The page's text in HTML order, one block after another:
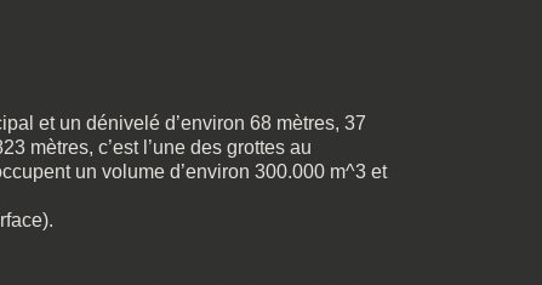
et un dénivelé d’environ 68 mètres, 37
mètres, c’est l’une des grottes au
un volume d’environ 300.000 m^3 et